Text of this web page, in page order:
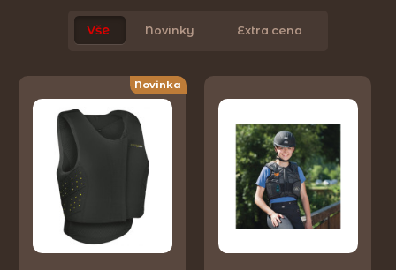
Vše Novinky Extra cena
Novinka